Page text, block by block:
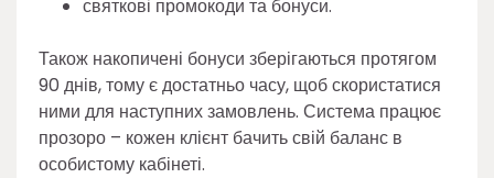
святкові промокоди та бонуси.
Також накопичені бонуси зберігаються протягом
90 днів, тому є достатньо часу, щоб скористатися
ними для наступних замовлень. Система працює
прозоро – кожен клієнт бачить свій баланс в
особистому кабінеті.